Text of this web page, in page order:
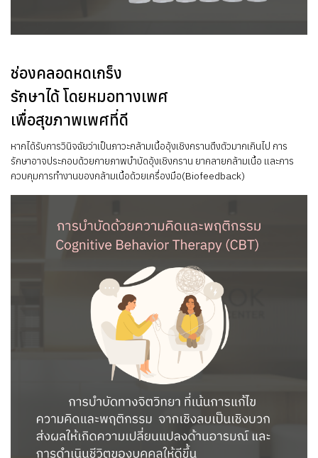
ช่องคลอดหดเกร็ง
รักษาได้ โดยหมอทางเพศ
เพื่อสุขภาพเพศที่ดี
หากได้รับการวินิจฉัยว่าเป็นภาวะกล้ามเนื้ออุ้งเชิงกรานตึงตัวมากเกินไป การ
รักษาอาจประกอบด้วยกายภาพบำบัดอุ้งเชิงกราน ยาคลายกล้ามเนื้อ และการ
ควบคุมการทำงานของกล้ามเนื้อด้วยเครื่องมือ(Biofeedback)